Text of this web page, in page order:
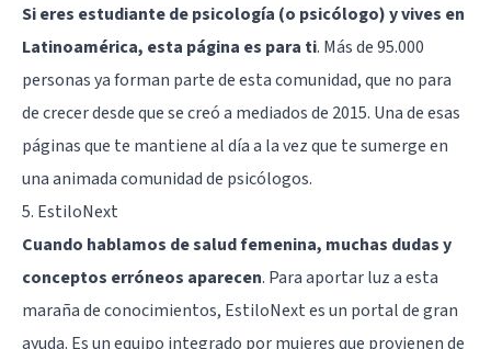
Si eres estudiante de psicología (o psicólogo) y vives en
Latinoamérica, esta página es para ti. Más de 95.000
personas ya forman parte de esta comunidad, que no para
de crecer desde que se creó a mediados de 2015. Una de esas
páginas que te mantiene al día a la vez que te sumerge en
una animada comunidad de psicólogos.
5. EstiloNext
Cuando hablamos de salud femenina, muchas dudas y
conceptos erróneos aparecen. Para aportar luz a esta
maraña de conocimientos, EstiloNext es un portal de gran
ayuda. Es un equipo integrado por mujeres que provienen de